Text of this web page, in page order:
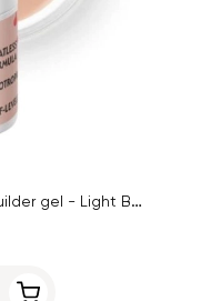
Claresa SOFT&EASY UV/LED builder gel - Light Beige, 45g